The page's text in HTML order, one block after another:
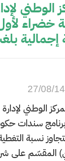
الوطني
خضراء
بلغت 2.25
27/08/
الوطني
سندات
نسبة
المقسّم على